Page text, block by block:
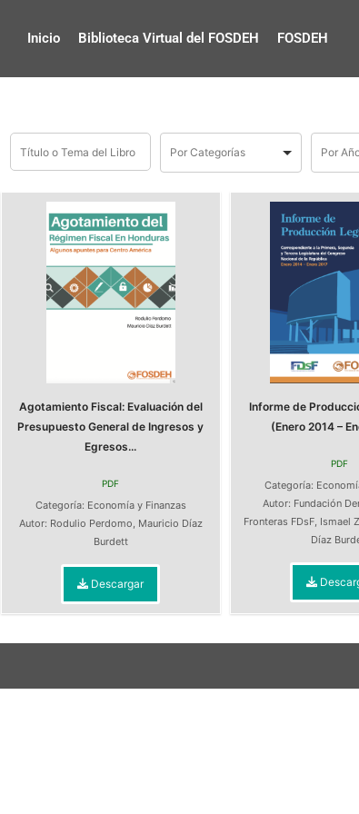
Inicio Biblioteca Virtual del FOSDEH FOSDEH
Agotamiento Fiscal: Evaluación del
Presupuesto General de Ingresos y
Egresos...
PDF
Categoría: Economía y Finanzas
Autor: Rodulio Perdomo, Mauricio Díaz
Burdett
Descargar
Informe de
(Enero 2014 –
PDF
Categoría:
Autor: Fundación
Fronteras FDsF, Ismael
Díaz